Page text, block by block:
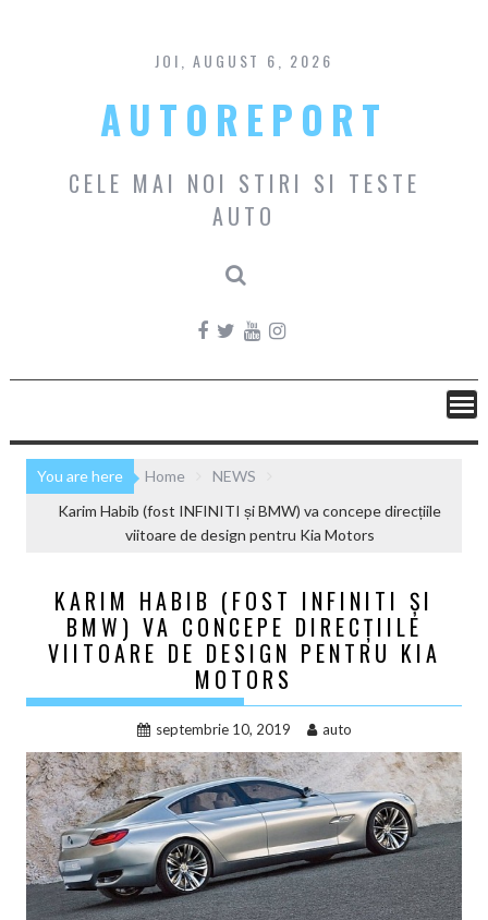
content
JOI, AUGUST 6, 2026
AUTOREPORT
CELE MAI NOI STIRI SI TESTE
AUTO
You are here Home
NEWS
Karim Habib (fost INFINITI și BMW) va concepe direcțiile
viitoare de design pentru Kia Motors
KARIM HABIB (FOST INFINITI ȘI
BMW) VA CONCEPE DIRECȚIILE
VIITOARE DE DESIGN PENTRU KIA
MOTORS
septembrie 10, 2019 auto